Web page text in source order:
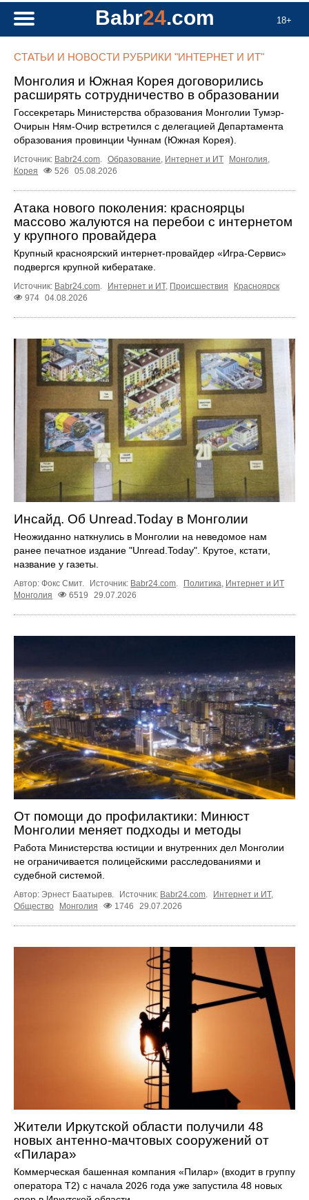
18+
Babr24.com
СТАТЬИ И НОВОСТИ РУБРИКИ "ИНТЕРНЕТ И ИТ"
Монголия и Южная Корея договорились
расширять сотрудничество в образовании
Госсекретарь Министерства образования Монголии Тумэр-
Очирын Ням-Очир встретился с делегацией Департамента
образования провинции Чуннам (Южная Корея).
Источник: Babr24.com. Образование, Интернет и ИТ Монголия,
Корея
526 05.08.2026
Атака нового поколения: красноярцы
массово жалуются на перебои с интернетом
у крупного провайдера
Крупный красноярский интернет-провайдер «Игра-Сервис»
подвергся крупной кибератаке.
Источник: Babr24.com. Интернет и ИТ, Происшествия
Красноярск
974 04.08.2026
Инсайд. Об Unread.Today в Монголии
Неожиданно наткнулись в Монголии на неведомое нам
ранее печатное издание "Unread.Today". Крутое, кстати,
название у газеты.
Автор: Фокс Смит. Источник: Babr24.com. Политика, Интернет и ИТ
Монголия
6519 29.07.2026
От помощи до профилактики: Минюст
Монголии меняет подходы и методы
Работа Министерства юстиции и внутренних дел Монголии
не ограничивается полицейскими расследованиями и
судебной системой.
Автор: Эрнест Баатырев. Источник: Babr24.com Интернет и ИТ,
Общество
Монголия 1746 29.07.2026
Жители Иркутской области получили 48
новых антенно-мачтовых сооружений от
«Пилара»
Коммерческая башенная компания «Пилар» (входит в группу
оператора Т2) с начала 2026 года уже запустила 48 новых